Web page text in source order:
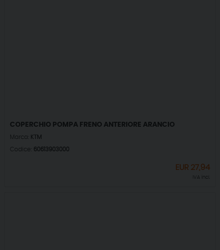
COPERCHIO POMPA FRENO ANTERIORE ARANCIO
Marca: KTM
Codice: 60613903000
EUR 27,94
IVA incl.